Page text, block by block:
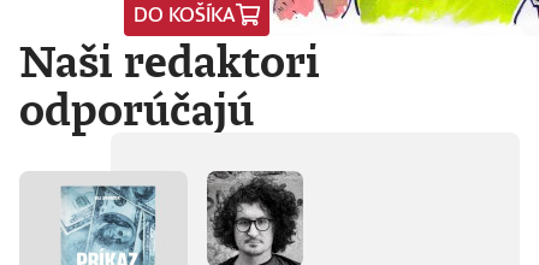
DO KOŠÍKA
Naši redaktori
odporúčajú